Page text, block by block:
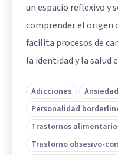
un espacio reflexivo y
comprender el origen
facilita procesos de
la identidad y la salud
Adicciones Ansiedad
Personalidad
Trastornos
Trastorno obsesivo-